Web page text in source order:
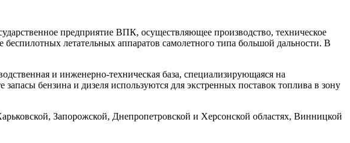
предприятие ВПК, осуществляющее производство, техническое
летательных аппаратов самолетного типа большой дальности. В
и инженерно-техническая база, специализирующаяся на
бензина и дизеля используются для экстренных поставок топлива в зону
Запорожской, Днепропетровской и Херсонской областях, Винницкой